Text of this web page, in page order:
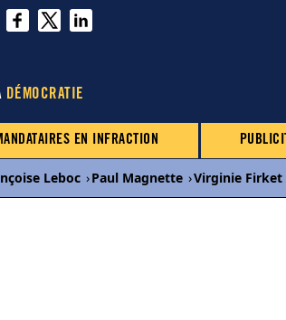
DÉMOCRATIE
EN INFRACTION
Leboc ›Paul Magnette ›Virginie Firket